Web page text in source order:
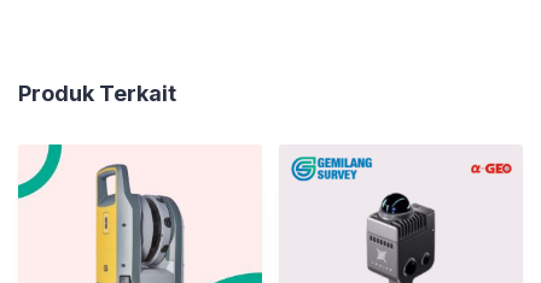
Produk Terkait